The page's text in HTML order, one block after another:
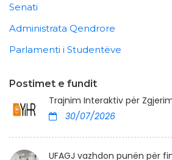
Senati
Administrata Qendrore
Parlamenti i Studentëve
Postimet e fundit
Trajnim Interaktiv për
30/07/2026
UFAGJ vazhdon punën për